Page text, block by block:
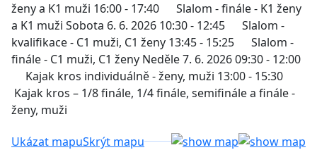
ženy a K1 muži 16:00 - 17:40 Slalom - finále - K1 ženy
a K1 muži Sobota 6. 6. 2026 10:30 - 12:45 Slalom -
kvalifikace - C1 muži, C1 ženy 13:45 - 15:25 Slalom -
finále - C1 muži, C1 ženy Neděle 7. 6. 2026 09:30 - 12:00
Kajak kros individuálně - ženy, muži 13:00 - 15:30
Kajak kros – 1/8 finále, 1/4 finále, semifinále a finále -
ženy, muži
Ukázat mapuSkrýt mapu